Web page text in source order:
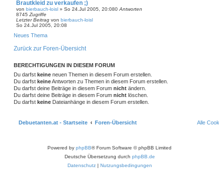
Brautkleid zu verkaufen ;)
von bierbauch-loisl » So 24.Jul 2005, 20:080 Antworten
8745 Zugriffe
Letzter Beitrag von bierbauch-loisl
So 24.Jul 2005, 20:08
Neues Thema
Zurück zur Foren-Übersicht
BERECHTIGUNGEN IN DIESEM FORUM
Du darfst keine neuen Themen in diesem Forum erstellen.
Du darfst keineAntworten zu Themen in diesem Forum erstellen.
Du darfst deine Beiträge in diesem Forum nicht ändern.
Du darfst deine Beiträge in diesem Forum nicht löschen.
Du darfst keine Dateianhänge in diesem Forum erstellen.
Debuetanten.at - Startseite Foren-Übersicht Alle
Powered by phpBB® Forum Software © phpBB Limited
Deutsche Übersetzung durch phpBB.de
Datenschutz| Nutzungsbedingungen